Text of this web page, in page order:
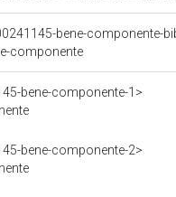
bene-componente-
componente
bene-componente-1>
bene-componente-2>